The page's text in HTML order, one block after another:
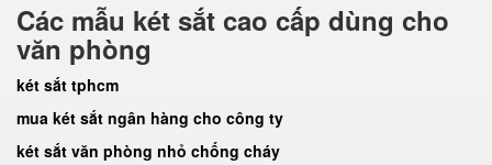
Các mẫu két sắt cao cấp dùng cho
văn phòng
két sắt tphcm
mua két sắt ngân hàng cho công ty
két sắt văn phòng nhỏ chống cháy